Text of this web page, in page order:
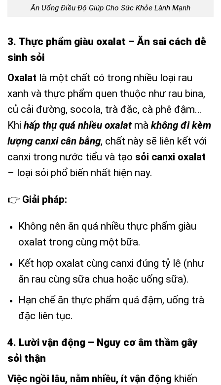
Ăn Uống Điều Độ Giúp Cho Sức Khỏe Lành Mạnh
3. Thực phẩm giàu oxalat – Ăn sai cách dễ
sinh sỏi
Oxalat là một chất có trong nhiều loại rau
xanh và thực phẩm quen thuộc như rau bina,
củ cải đường, socola, trà đặc, cà phê đậm…
Khi hấp thụ quá nhiều oxalat mà không đi kèm
lượng canxi cân bằng, chất này sẽ liên kết với
canxi trong nước tiểu và tạo sỏi canxi oxalat
– loại sỏi phổ biến nhất hiện nay.
👉 Giải pháp:
Không nên ăn quá nhiều thực phẩm giàu
oxalat trong cùng một bữa.
Kết hợp oxalat cùng canxi đúng tỷ lệ (như
ăn rau cùng sữa chua hoặc uống sữa).
Hạn chế ăn thực phẩm quá đậm, uống trà
đặc liên tục.
4. Lười vận động – Nguy cơ âm thầm gây
sỏi thận
Việc ngồi lâu, nằm nhiều, ít vận động khiến